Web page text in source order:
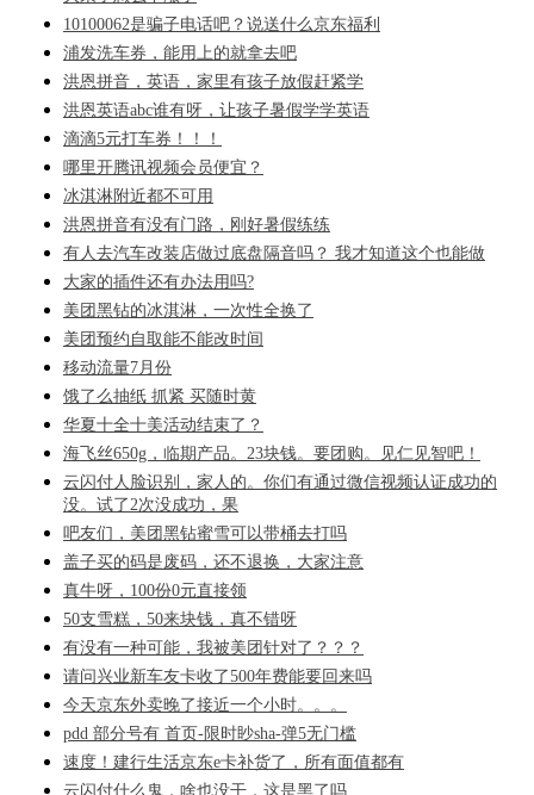
10100062是骗子电话吧？说送什么京东福利
浦发洗车券，能用上的就拿去吧
洪恩拼音，英语，家里有孩子放假赶紧学
洪恩英语abc谁有呀，让孩子暑假学学英语
滴滴5元打车券！！！
哪里开腾讯视频会员便宜？
冰淇淋附近都不可用
洪恩拼音有没有门路，刚好暑假练练
有人去汽车改装店做过底盘隔音吗？ 我才知道这个也能做
大家的插件还有办法用吗?
美团黑钻的冰淇淋，一次性全换了
美团预约自取能不能改时间
移动流量7月份
饿了么抽纸 抓紧 买随时黄
华夏十全十美活动结束了？
海飞丝650g，临期产品。23块钱。要团购。见仁见智吧！
云闪付人脸识别，家人的。你们有通过微信视频认证成功的
没。试了2次没成功，果
吧友们，美团黑钻蜜雪可以带桶去打吗
盖子买的码是废码，还不退换，大家注意
真牛呀，100份0元直接领
50支雪糕，50来块钱，真不错呀
有没有一种可能，我被美团针对了？？？
请问兴业新车友卡收了500年费能要回来吗
今天京东外卖晚了接近一个小时。。。
pdd 部分号有 首页-限时眇sha-弹5无门槛
速度！建行生活京东e卡补货了，所有面值都有
云闪付什么鬼，啥也没干，这是黑了吗